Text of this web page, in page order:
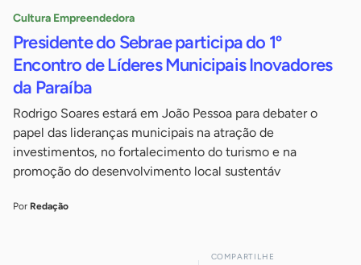
Cultura Empreendedora
Presidente do Sebrae participa do 1º
Encontro de Líderes Municipais Inovadores
da Paraíba
Rodrigo Soares estará em João Pessoa para debater o
papel das lideranças municipais na atração de
investimentos, no fortalecimento do turismo e na
promoção do desenvolvimento local sustentáv
Por Redação
COMPARTILHE